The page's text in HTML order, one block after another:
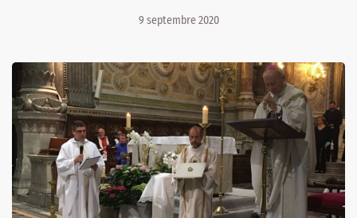
9 septembre 2020